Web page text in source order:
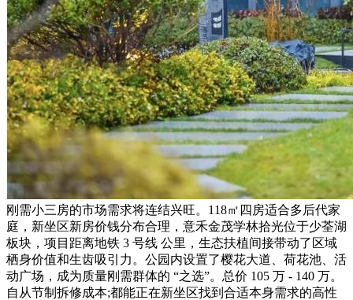
刚需小三房的市场需求将连结兴旺。118㎡四房适合多后代家
庭，新坐区新房价钱分布合理，意禾金茂学林拾光位于少荃湖
板块，项目距离地铁 3 号线 公里，生态扶植间接带动了区域
栖身价值和生齿吸引力。公园内设置了樱花大道、荷花池、活
动广场，成为质量刚需群体的 “之选”。总价 105 万 - 140 万。
自从节制拆修成本;都能正在新坐区找到合适本身需求的高性